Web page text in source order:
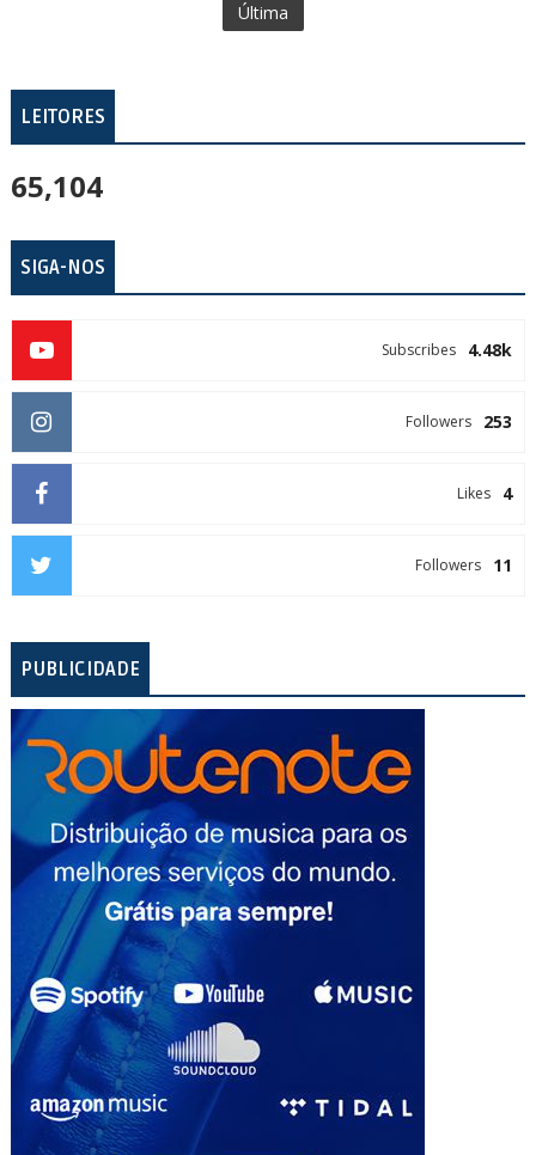
Última
LEITORES
65,104
SIGA-NOS
4.48k
Subscribes
253
Followers
4
Likes
11
Followers
PUBLICIDADE